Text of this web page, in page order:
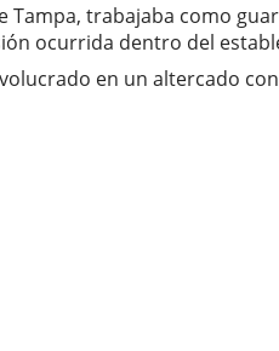
Tampa, trabajaba como
ocurrida dentro del
en un altercado